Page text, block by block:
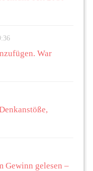
War
Gewinn gelesen –